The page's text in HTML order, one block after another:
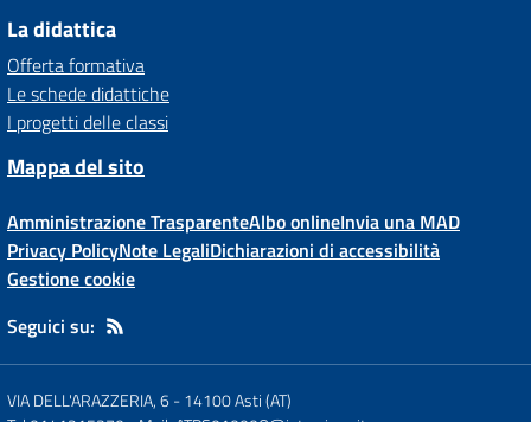
La didattica
Offerta formativa
Le schede didattiche
I progetti delle classi
Mappa del sito
Amministrazione TrasparenteAlbo onlineInvia una MAD
Privacy PolicyNote LegaliDichiarazioni di accessibilità
Gestione cookie
Seguici su:
VIA DELL'ARAZZERIA, 6-14100 Asti (AT)